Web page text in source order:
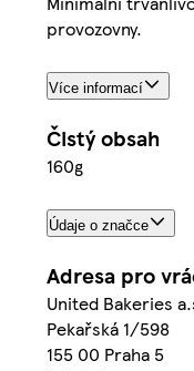
provozovny.
Více informací
Čistý obsah
160g
Údaje o značce
Adresa pro
United Bakeries
Pekařská 1/598
155 00 Praha 5